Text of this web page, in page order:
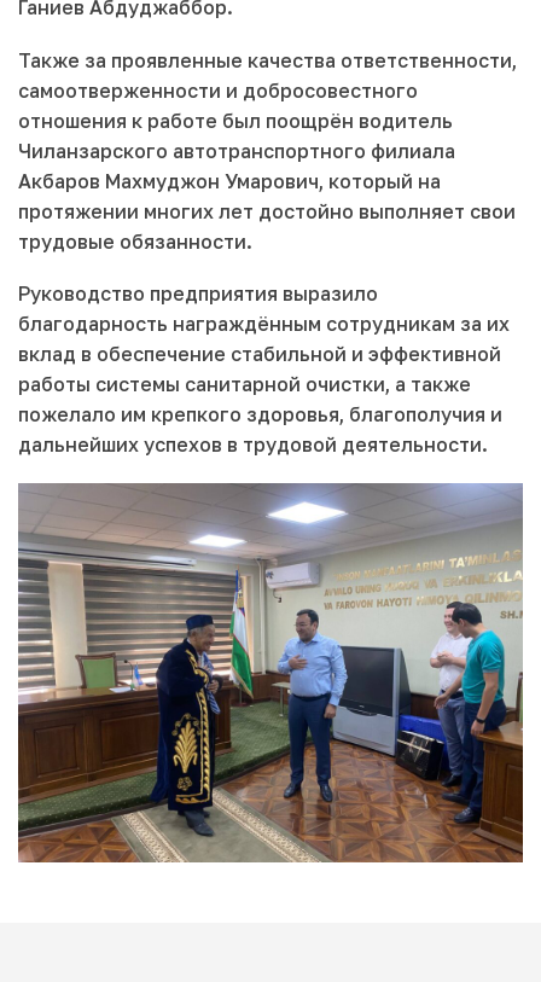
Ганиев Абдуджаббор.
Также за проявленные качества ответственности,
самоотверженности и добросовестного
отношения к работе был поощрён водитель
Чиланзарского автотранспортного филиала
Акбаров Махмуджон Умарович, который на
протяжении многих лет достойно выполняет свои
трудовые обязанности.
Руководство предприятия выразило
благодарность награждённым сотрудникам за их
вклад в обеспечение стабильной и эффективной
работы системы санитарной очистки, а также
пожелало им крепкого здоровья, благополучия и
дальнейших успехов в трудовой деятельности.